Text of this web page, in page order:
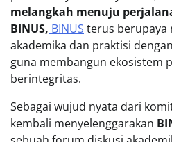
melangkah menuju
BINUS, BINUS terus berupaya
akademika dan praktisi
guna membangun ekosistem
berintegritas.
Sebagai wujud nyata dari
kembali menyelenggarakan